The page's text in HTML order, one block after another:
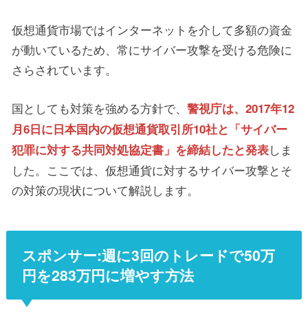
仮想通貨市場ではインターネットを介して多額の資金
が動いているため、常にサイバー攻撃を受ける危険に
さらされています。
国としても対策を強める方針で、 警視庁は、2017年12
月6日に日本国内の仮想通貨取引所10社と「サイバー
犯罪に対する共同対処協定書」を締結したと発表しま
した。ここでは、仮想通貨に対するサイバー攻撃とそ
の対策の現状について解説します。
スポンサー:週に3回のトレードで50万
円を283万円に増やす方法